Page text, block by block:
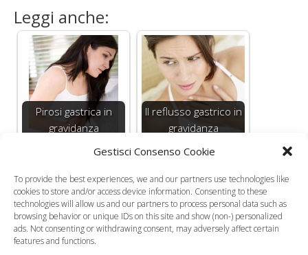
Gestisci Consenso Cookie
To provide the best experiences, we and our partners use technologies like
cookies to store and/or access device information. Consenting to these
technologies will allow us and our partners to process personal data such as
browsing behavior or unique IDs on this site and show (non-) personalized
ads. Not consenting or withdrawing consent, may adversely affect certain
features and functions.
Leggi anche:
Pirosi gastrica in
gravidanza
Il reflusso gastrico in
gravidanza
Gravidanza, rimedi
per la digestione
lenta
Erbe medicinali
contro coliche e